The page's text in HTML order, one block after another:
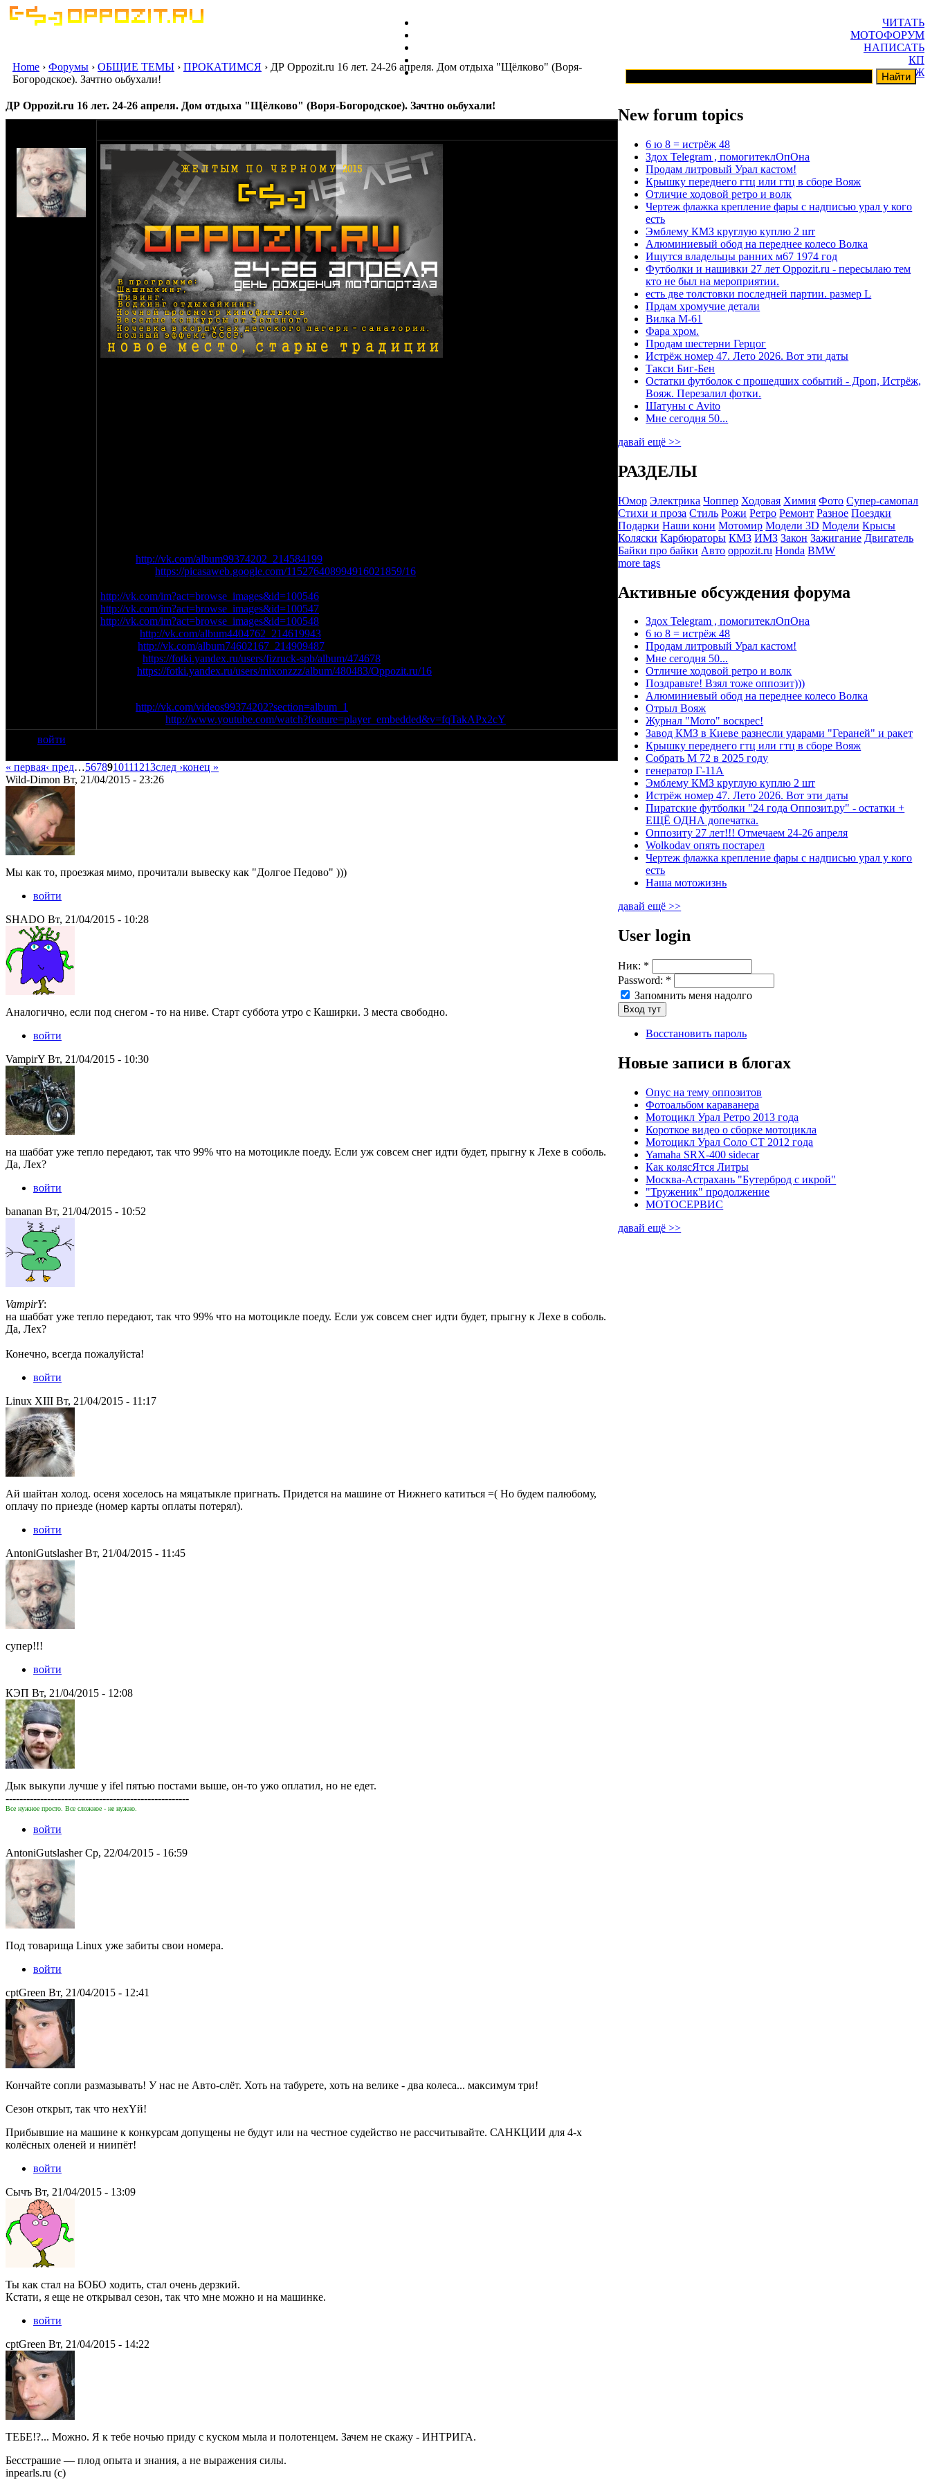
ЧИТАТЬ
МОТОФОРУМ
НАПИСАТЬ
КП
ГАРАЖ
Home › Форумы › ОБЩИЕ ТЕМЫ › ПРОКАТИМСЯ › ДР Oppozit.ru 16 лет. 24-26 апреля. Дом отдыха "Щёлково" (Воря-
Богородское). Зачтно оьбухали!
ДР Oppozit.ru 16 лет. 24-26 апреля. Дом отдыха "Щёлково" (Воря-Богородское). Зачтно оьбухали!
http://vk.com/album99374202_214584199
https://picasaweb.google.com/115276408994916021859/16
http://vk.com/im?act=browse_images&id=100546
http://vk.com/im?act=browse_images&id=100547
http://vk.com/im?act=browse_images&id=100548
http://vk.com/album4404762_214619943
http://vk.com/album74602167_214909487
https://fotki.yandex.ru/users/fizruck-spb/album/474678
https://fotki.yandex.ru/users/mixonzzz/album/480483/Oppozit.ru/16
http://vk.com/videos99374202?section=album_1
http://www.youtube.com/watch?feature=player_embedded&v=fqTakAPx2cY
войти
« первая‹ пред…5678910111213след ›конец »
Wild-Dimon Вт, 21/04/2015 - 23:26
Мы как то, проезжая мимо, прочитали вывеску как "Долгое Педово" )))
войти
SHADO Вт, 21/04/2015 - 10:28
Аналогично, если под снегом - то на ниве. Старт суббота утро с Каширки. 3 места свободно.
войти
VampirY Вт, 21/04/2015 - 10:30
на шаббат уже тепло передают, так что 99% что на мотоцикле поеду. Если уж совсем снег идти будет, прыгну к Лехе в соболь.
Да, Лех?
войти
bananan Вт, 21/04/2015 - 10:52
VampirY:
на шаббат уже тепло передают, так что 99% что на мотоцикле поеду. Если уж совсем снег идти будет, прыгну к Лехе в соболь.
Да, Лех?
Конечно, всегда пожалуйста!
войти
Linux XIII Вт, 21/04/2015 - 11:17
Ай шайтан холод. осеня хоселось на мяцатыкле пригнать. Придется на машине от Нижнего катиться =( Но будем палюбому,
оплачу по приезде (номер карты оплаты потерял).
войти
AntoniGutslasher Вт, 21/04/2015 - 11:45
супер!!!
войти
КЭП Вт, 21/04/2015 - 12:08
Дык выкупи лучше у ifel пятью постами выше, он-то ужо оплатил, но не едет.
-----------------------------------------------------
Все нужное просто. Все сложное - не нужно.
войти
AntoniGutslasher Ср, 22/04/2015 - 16:59
Под товарища Linux уже забиты свои номера.
войти
cptGreen Вт, 21/04/2015 - 12:41
Кончайте сопли размазывать! У нас не Авто-слёт. Хоть на табурете, хоть на велике - два колеса... максимум три!
Сезон открыт, так что нехYй!
Прибывшие на машине к конкурсам допущены не будут или на честное судейство не рассчитывайте. САНКЦИИ для 4-х
колёсных оленей и ниипёт!
войти
Сычъ Вт, 21/04/2015 - 13:09
Ты как стал на БОБО ходить, стал очень дерзкий.
Кстати, я еще не открывал сезон, так что мне можно и на машинке.
войти
cptGreen Вт, 21/04/2015 - 14:22
ТЕБЕ!?... Можно. Я к тебе ночью приду с куском мыла и полотенцем. Зачем не скажу - ИНТРИГА.
Бесстрашие — плод опыта и знания, а не выражения силы.
inpearls.ru (с)
New forum topics
6 ю 8 = истрёж 48
Здох Telegram , помогитеклОпОна
Продам литровый Урал кастом!
Крышку переднего гтц или гтц в сборе Вояж
Отличие ходовой ретро и волк
Чертеж флажка крепление фары с надписью урал у кого
есть
Эмблему КМЗ круглую куплю 2 шт
Алюминиевый обод на переднее колесо Волка
Ищутся владельцы ранних м67 1974 год
Футболки и нашивки 27 лет Oppozit.ru - пересылаю тем
кто не был на мероприятии.
есть две толстовки последней партии. размер L
Прдам хромучие детали
Вилка М-61
Фара хром.
Продам шестерни Герцог
Истрёж номер 47. Лето 2026. Вот эти даты
Такси Биг-Бен
Остатки футболок с прошедших событий - Дроп, Истрёж,
Вояж. Перезалил фотки.
Шатуны с Avito
Мне сегодня 50...
давай ещё >>
РАЗДЕЛЫ
Юмор Электрика Чоппер Ходовая Химия Фото Супер-самопал
Стихи и проза Стиль Рожи Ретро Ремонт Разное Поездки
Подарки Наши кони Мотомир Модели 3D Модели Крысы
Коляски Карбюраторы КМЗ ИМЗ Закон Зажигание Двигатель
Байки про байки Авто oppozit.ru Honda BMW
more tags
Активные обсуждения форума
Здох Telegram , помогитеклОпОна
6 ю 8 = истрёж 48
Продам литровый Урал кастом!
Мне сегодня 50...
Отличие ходовой ретро и волк
Поздравьте! Взял тоже оппозит)))
Алюминиевый обод на переднее колесо Волка
Отрыл Вояж
Журнал "Мото" воскрес!
Завод КМЗ в Киеве разнесли ударами "Гераней" и ракет
Крышку переднего гтц или гтц в сборе Вояж
Собрать М 72 в 2025 году
генератор Г-11А
Эмблему КМЗ круглую куплю 2 шт
Истрёж номер 47. Лето 2026. Вот эти даты
Пиратские футболки "24 года Оппозит.ру" - остатки +
ЕЩЁ ОДНА допечатка.
Оппозиту 27 лет!!! Отмечаем 24-26 апреля
Wolkodav опять постарел
Чертеж флажка крепление фары с надписью урал у кого
есть
Наша мотожизнь
давай ещё >>
User login
Ник: *
Password: *
Запомнить меня надолго
Восстановить пароль
Новые записи в блогах
Опус на тему оппозитов
Фотоальбом караванера
Мотоцикл Урал Ретро 2013 года
Короткое видео о сборке мотоцикла
Мотоцикл Урал Соло СТ 2012 года
Yamaha SRX-400 sidecar
Как колясЯтся Литры
Москва-Астрахань "Бутерброд с икрой"
"Труженик" продолжение
МОТОСЕРВИС
давай ещё >>